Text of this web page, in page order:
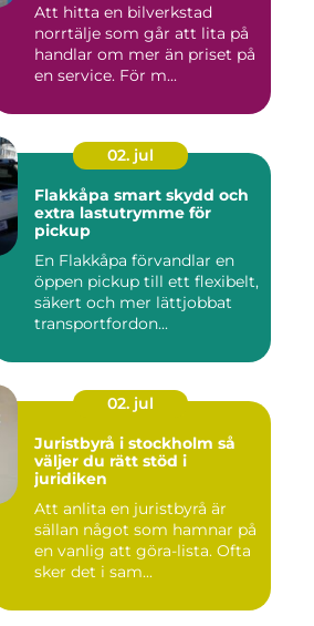
Att hitta en bilverkstad
norrtälje som går att lita på
handlar om mer än priset på
en service. För m...
02. jul
Flakkåpa smart skydd och
extra lastutrymme för
pickup
En Flakkåpa förvandlar en
öppen pickup till ett flexibelt,
säkert och mer lättjobbat
transportfordon...
02. jul
Juristbyrå i stockholm så
väljer du rätt stöd i
juridiken
Att anlita en juristbyrå är
sällan något som hamnar på
en vanlig att göra-lista. Ofta
sker det i sam...